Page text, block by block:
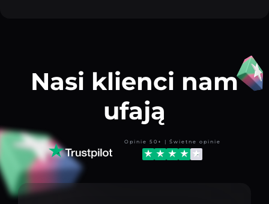
Nasi klienci nam
ufają
Opinie 50+ | Świetne opinie